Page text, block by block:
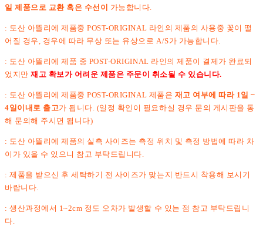
일 제품으로 교환 혹은 수선이
가능합니다.
: 도산 아뜰리에 제품중 POST-ORIGINAL 라인의 제품의 사용중 꽃이 떨
어질 경우, 경우에 따라 무상 또는 유상으로 A/S가 가능합니다.
: 도산 아뜰리에 제품 중 POST-ORIGINAL 라인의 제품이 결제가 완료되
었지만재고 확보가 어려운 제품은 주문이 취소될 수 있습니다.
: 도산 아뜰리에 제품중 POST-ORIGINAL 제품은 재고 여부에 따라 1일 ~
4일이내로 출고가 됩니다. (일정 확인이 필요하실 경우 문의 게시판을 통
해 문의해 주시면 됩니다)
: 도산 아뜰리에 제품의 실측 사이즈는 측정 위치 및 측정 방법에 따라 차
이가 있을 수 있으니 참고 부탁드립니다.
: 제품을 받으신 후 세탁하기 전 사이즈가 맞는지 반드시 착용해 보시기
바랍니다.
: 생산과정에서 1~2cm 정도 오차가 발생할 수 있는 점 참고 부탁드립니
다.